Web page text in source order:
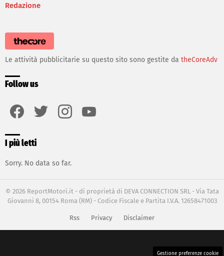
Redazione
Le attività pubblicitarie su questo sito sono gestite da theCoreAdv
Follow us
I più letti
Sorry. No data so far.
© 2026 ReportMotori.it - di proprietà di DEVA CONNECTION SRL - Via Tata
Giovanni 8, 00154 Roma (RM) - Codice Fiscale e Partita I.V.A. 12658471003
Rss Privacy Disclaimer
Gestione preferenze cookie